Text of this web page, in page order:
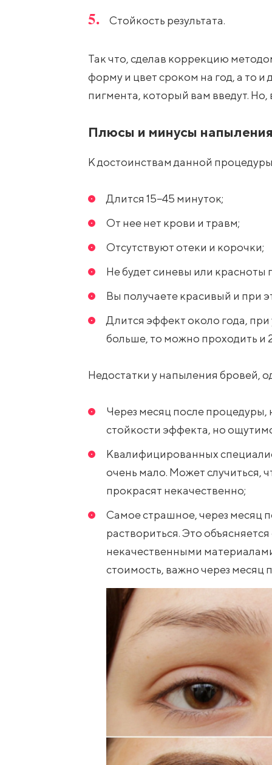
Стойкость результата.
Так что, сделав коррекцию
форму и цвет сроком на год, а то и
пигмента, который вам введут. Но,
Плюсы и минусы
К достоинствам данной
Длится 15−45 минуток;
От нее нет крови и травм;
Отсутствуют отеки и корочки;
Не будет синевы или
Вы получаете красивый и при
Длится эффект около года, при
больше, то можно проходить и
Недостатки у напыления бровей,
Через месяц после
стойкости эффекта, но
Квалифицированных
очень мало. Может случиться,
прокрасят некачественно;
Самое страшное, через месяц
раствориться. Это
некачественными
стоимость, важно через месяц